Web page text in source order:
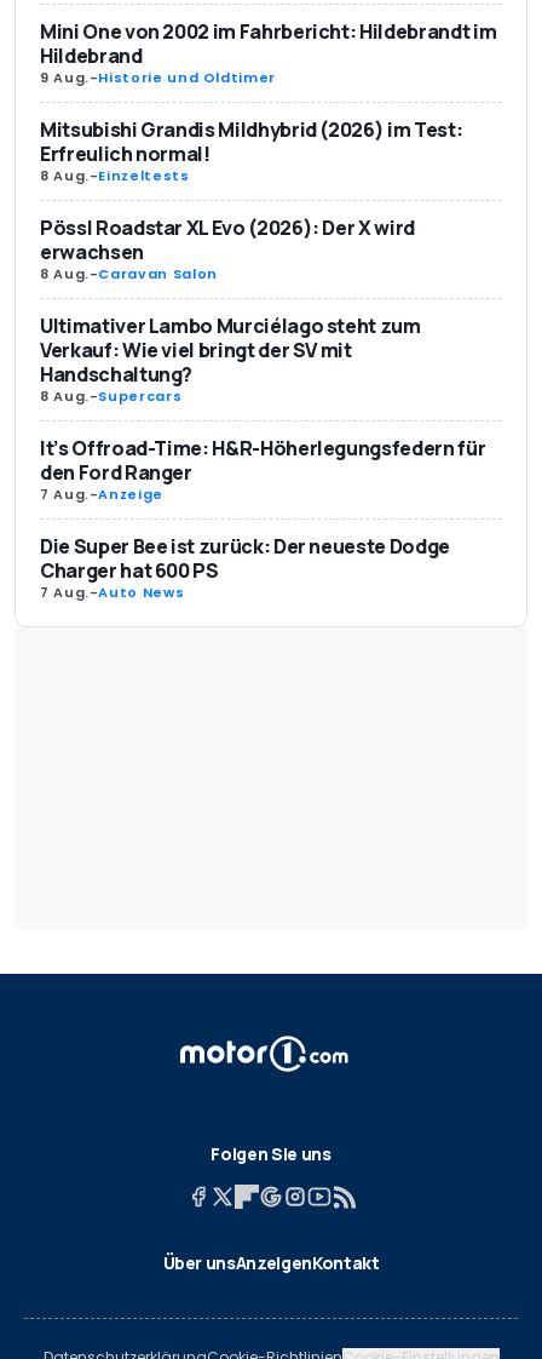
Mini One von 2002 im Fahrbericht: Hildebrandt im
Hildebrand
9 Aug.-Historie und Oldtimer
Mitsubishi Grandis Mildhybrid (2026) im Test:
Erfreulich normal!
8 Aug.-Einzeltests
Pössl Roadstar XL Evo (2026): Der X wird
erwachsen
8 Aug.-Caravan Salon
Ultimativer Lambo Murciélago steht zum
Verkauf: Wie viel bringt der SV mit
Handschaltung?
8 Aug.-Supercars
It’s Offroad-Time: H&R-Höherlegungsfedern für
den Ford Ranger
7 Aug.-Anzeige
Die Super Bee ist zurück: Der neueste Dodge
Charger hat 600 PS
7 Aug.-Auto News
Folgen Sie uns
Über unsAnzeigenKontakt